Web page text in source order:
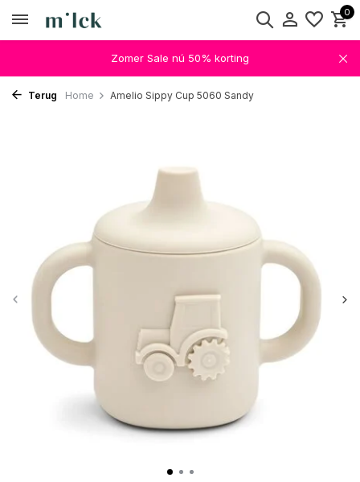
0
Zomer Sale nú 50% korting
Terug Home Amelio Sippy Cup 5060 Sandy